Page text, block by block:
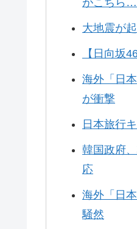
がこちら
大地震が
【日向坂
海外「日
が衝撃
日本旅行
韓国政府
応
海外「日
騒然